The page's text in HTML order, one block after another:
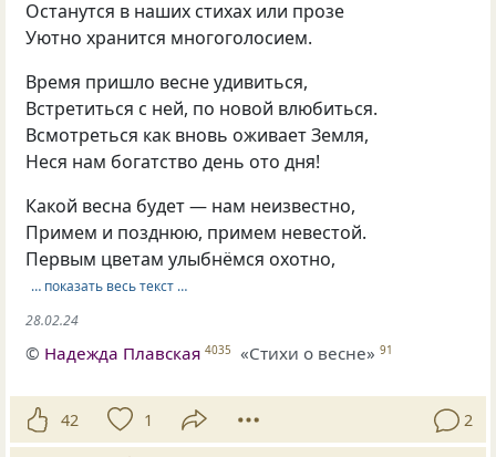
Останутся в наших стихах или прозе
Уютно хранится многоголосием.
Время пришло весне удивиться,
Встретиться с ней, по новой влюбиться.
Всмотреться как вновь оживает Земля,
Неся нам богатство день ото дня!
Какой весна будет — нам неизвестно,
Примем и позднюю, примем невестой.
Первым цветам улыбнёмся охотно,
… показать весь текст …
28.02.24
© Надежда Плавская 4035 «Стихи о весне» 91
42 1 2